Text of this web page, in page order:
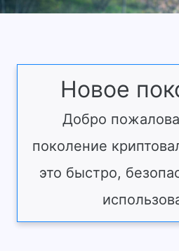
Новое
Добро
поколение
это быстро,